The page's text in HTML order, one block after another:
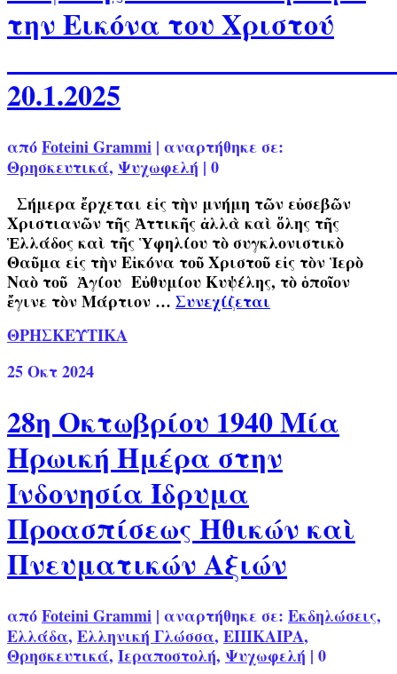
την Εικόνα του Χριστού
20.1.2025
απόFoteini Grammi | αναρτήθηκε σε:
Θρησκευτικά, Ψυχωφελή | 0
Σήμερα ἔρχεται εἰς τὴν μνήμη τῶν εὐσεβῶν
Χριστιανῶν τῆς Ἀττικῆς ἀλλὰ καὶ ὅλης τῆς
Ἑλλάδος καὶ τῆς Ὑφηλίου τὸ συγκλονιστικὸ
Θαῦμα εἰς τὴν Εἰκόνα τοῦ Χριστοῦ εἰς τὸν Ἱερὸ
Ναὸ τοῦ Ἁγίου Εὐθυμίου Κυψέλης, τὸ ὁποῖον
ἔγινε τὸν Μάρτιον … Συνεχίζεται
ΘΡΗΣΚΕΥΤΙΚΑ
25Οκτ 2024
28η Οκτωβρίου 1940 Μία
Ηρωική Ημέρα στην
Ινδονησία Ίδρυμα
Προασπίσεως Ηθικών καὶ
Πνευματικών Αξιών
απόFoteini Grammi | αναρτήθηκε σε: Εκδηλώσεις,
Ελλάδα, Ελληνική Γλώσσα, ΕΠΙΚΑΙΡΑ,
Θρησκευτικά, Ιεραποστολή, Ψυχωφελή | 0